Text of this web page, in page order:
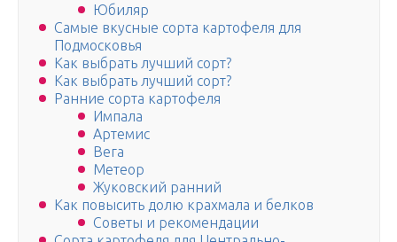
Юбиляр
Самые вкусные сорта картофеля для
Подмосковья
Как выбрать лучший сорт?
Как выбрать лучший сорт?
Ранние сорта картофеля
Импала
Артемис
Вега
Метеор
Жуковский ранний
Как повысить долю крахмала и белков
Советы и рекомендации